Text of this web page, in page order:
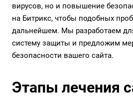
вирусов, но и повышение
на Битрикс, чтобы подобных
дальнейшем. Мы разработаем
систему защиты и предложим
безопасности вашего сайта.
Этапы лечения